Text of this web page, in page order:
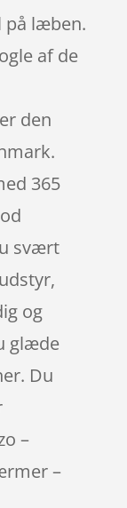
på læben.
af de
den
365
svært
og
glæde
Du
–
–